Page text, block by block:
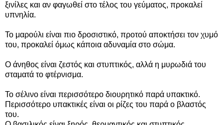
ξινίλες και αν φαγωθεί στο τέλος του γεύματος, προκαλεί
υπνηλία.
Το μαρούλι είναι πιο δροσιστικό, προτού αποκτήσει τον χυμό
του, προκαλεί όμως κάποια αδυναμία στο σώμα.
Ο άνηθος είναι ζεστός και στυπτικός, αλλά η μυρωδιά του
σταματά το φτέρνισμα.
Το σέλινο είναι περισσότερο διουρητικό παρά υπακτικό.
Περισσότερο υπακτικές είναι οι ρίζες του παρά ο βλαστός
του.